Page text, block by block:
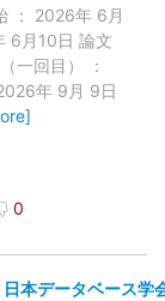
： 2026年 6月
6月10日 論文
一回目） ：
年 9月 9日
0
本データベース学